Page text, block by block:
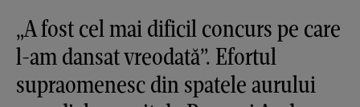
„A fost cel mai dificil concurs pe care
l-am dansat vreodată”. Efortul
supraomenesc din spatele aurului